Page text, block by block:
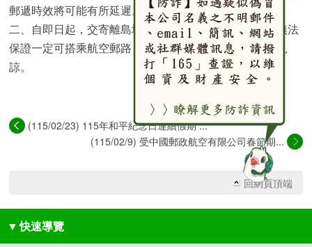
郵遞時效將可能有所延遲。
二、自即日起，交寄離島地區之快捷郵件（含急件），無法
保證一定可搭乘航空郵路，並於農曆春節前送達，敬請見
諒。
(115/02/23) 115年和平紀念日連續假期 ...
(115/02/9) 受中國郵政航空有限公司春節期...
回網頁頂端
▼ 快速導覽